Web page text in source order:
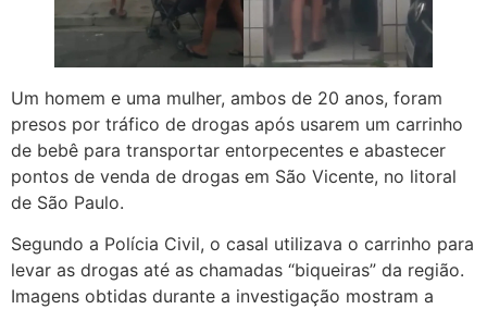
Um homem e uma mulher, ambos de 20 anos, foram
presos por tráfico de drogas após usarem um carrinho
de bebê para transportar entorpecentes e abastecer
pontos de venda de drogas em São Vicente, no litoral
de São Paulo.
Segundo a Polícia Civil, o casal utilizava o carrinho para
levar as drogas até as chamadas “biqueiras” da região.
Imagens obtidas durante a investigação mostram a